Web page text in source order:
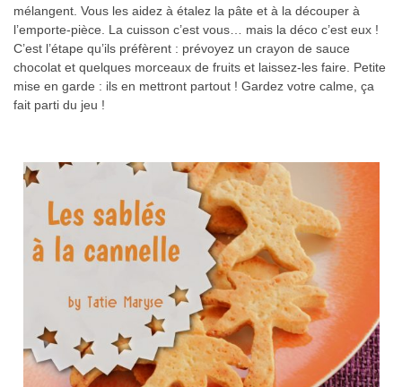
mélangent. Vous les aidez à étalez la pâte et à la découper à
l’emporte-pièce. La cuisson c’est vous… mais la déco c’est eux !
C’est l’étape qu’ils préfèrent : prévoyez un crayon de sauce
chocolat et quelques morceaux de fruits et laissez-les faire. Petite
mise en garde : ils en mettront partout ! Gardez votre calme, ça
fait parti du jeu !